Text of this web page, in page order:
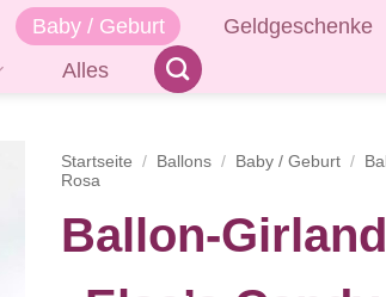
Baby / Geburt Geldgeschenke
Alles
Startseite / Ballons / Baby / Geburt /
Rosa
Ballon-